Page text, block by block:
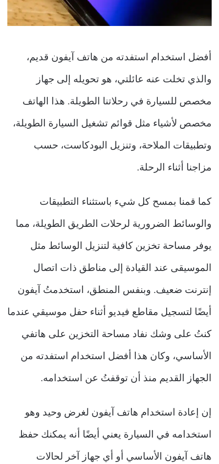
أفضل استخدام استفدته من هاتف آيفون قديم،
والذي تخلت عنه عائلتي، هو تحويله إلى جهاز
مخصص للسيارة في رحلاتنا الطويلة. هذا الهاتف
مخصص لأشياء مثل قوائم تشغيل السيارة الطويلة،
وتطبيقات الملاحة، وتنزيل البودكاست، حسب
مزاجنا أثناء الرحلة.
كما قمنا بمسح كل شيء باستثناء التطبيقات
والوسائط الضرورية لرحلات الطريق الطويلة، مما
يوفر مساحة تخزين كافية لتنزيل الوسائط مثل
الموسيقى عند القيادة إلى مناطق ذات اتصال
إنترنت ضعيف. وبنفس المنطق، استخدمتُ آيفون
أيضًا لتسجيل مقاطع فيديو أثناء حفل موسيقي عندما
كنتُ على وشك نفاد مساحة التخزين على هاتفي
الأساسي، وكان هذا أفضل استخدام استفدته من
الجهاز القديم منذ أن توقفتُ عن استخدامه.
إن إعادة استخدام هاتف آيفون لغرض وحيد وهو
استخدامه في السيارة يعني أيضًا أنه يمكنك حفظ
هاتف آيفون الأساسي أو أي جهاز آخر لحالات